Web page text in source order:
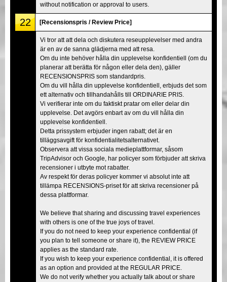
without notification or approval to users.
22 [Recensionspris / Review Price]
Vi tror att att dela och diskutera reseupplevelser med andra
är en av de sanna glädjerna med att resa.
Om du inte behöver hålla din upplevelse konfidentiell (om du
planerar att berätta för någon eller dela den), gäller
RECENSIONSPRIS som standardpris.
Om du vill hålla din upplevelse konfidentiell, erbjuds det som
ett alternativ och tillhandahålls till ORDINARIE PRIS.
Vi verifierar inte om du faktiskt pratar om eller delar din
upplevelse. Det avgörs enbart av om du vill hålla din
upplevelse konfidentiell.
Detta prissystem erbjuder ingen rabatt; det är en
tilläggsavgift för konfidentialitetsalternativet.
Observera att vissa sociala medieplattformar, såsom
TripAdvisor och Google, har policyer som förbjuder att skriva
recensioner i utbyte mot rabatter.
Av respekt för deras policyer kommer vi absolut inte att
tillämpa RECENSIONS-priset för att skriva recensioner på
dessa plattformar.
We believe that sharing and discussing travel experiences
with others is one of the true joys of travel.
If you do not need to keep your experience confidential (if
you plan to tell someone or share it), the REVIEW PRICE
applies as the standard rate.
If you wish to keep your experience confidential, it is offered
as an option and provided at the REGULAR PRICE.
We do not verify whether you actually talk about or share